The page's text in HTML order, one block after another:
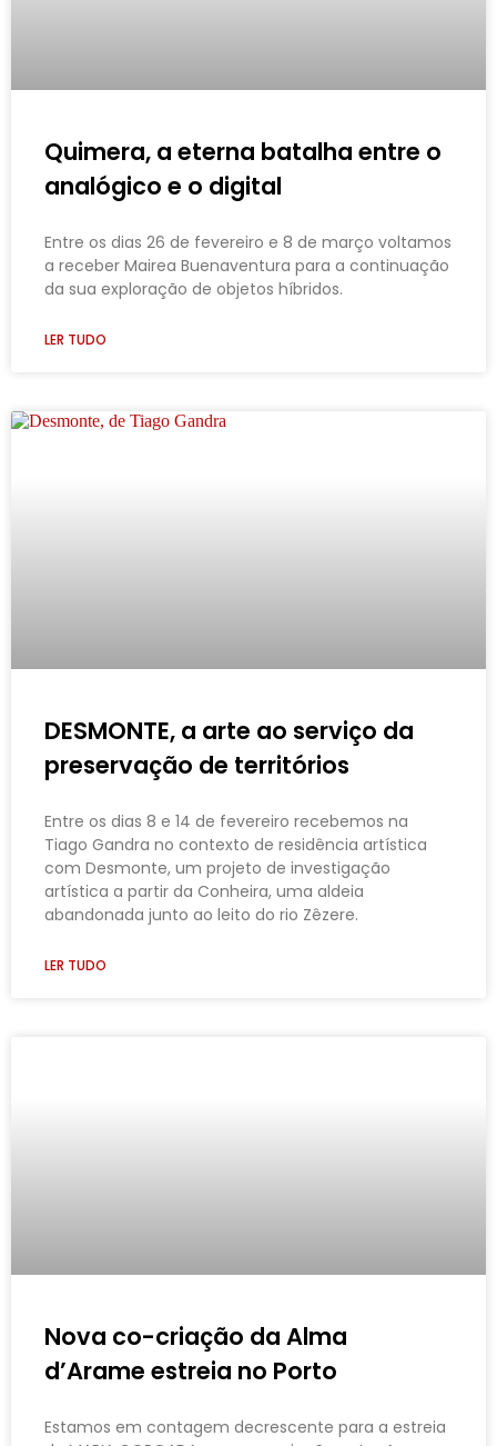
Quimera, a eterna batalha entre o
analógico e o digital
Entre os dias 26 de fevereiro e 8 de março voltamos
a receber Mairea Buenaventura para a continuação
da sua exploração de objetos híbridos.
LER TUDO
DESMONTE, a arte ao serviço da
preservação de territórios
Entre os dias 8 e 14 de fevereiro recebemos na
Tiago Gandra no contexto de residência artística
com Desmonte, um projeto de investigação
artística a partir da Conheira, uma aldeia
abandonada junto ao leito do rio Zêzere.
LER TUDO
Nova co-criação da Alma
d’Arame estreia no Porto
Estamos em contagem decrescente para a estreia